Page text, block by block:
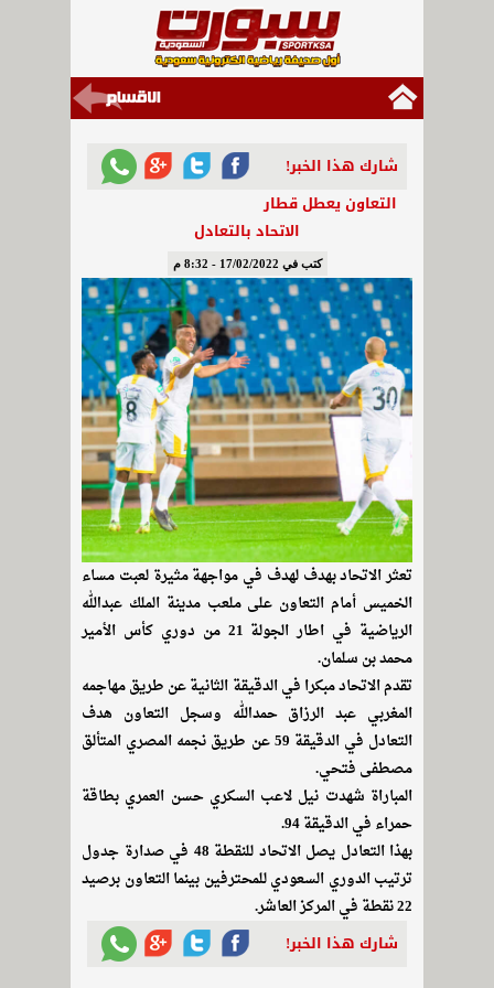
شارك هذا الخبر!
التعاون يعطل قطار
الاتحاد بالتعادل
كتب في 17/02/2022 - 8:32 م
تعثر الاتحاد بهدف لهدف في مواجهة مثيرة لعبت مساء
الخميس أمام التعاون على ملعب مدينة الملك عبدالله
الرياضية في اطار الجولة 21 من دوري كأس الأمير
محمد بن سلمان.
تقدم الاتحاد مبكرا في الدقيقة الثانية عن طريق مهاجمه
المغربي عبد الرزاق حمدالله وسجل التعاون هدف
التعادل في الدقيقة 59 عن طريق نجمه المصري المتألق
مصطفى فتحي.
المباراة شهدت نيل لاعب السكري حسن العمري بطاقة
حمراء في الدقيقة 94.
بهذا التعادل يصل الاتحاد للنقطة 48 في صدارة جدول
ترتيب الدوري السعودي للمحترفين بينما التعاون برصيد
22 نقطة في المركز العاشر.
شارك هذا الخبر!